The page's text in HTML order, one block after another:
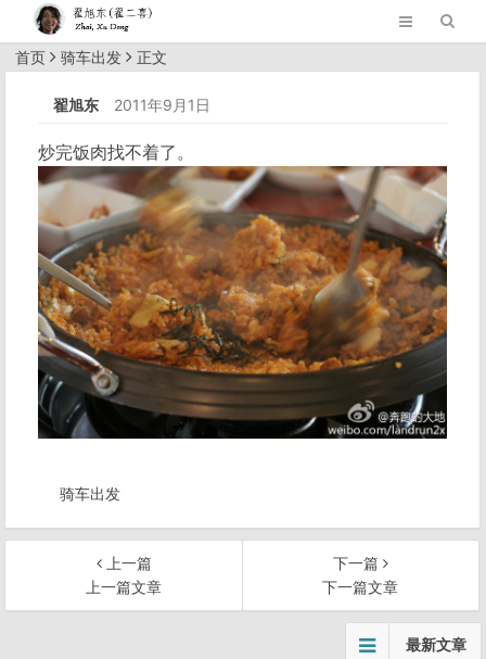
首页 骑车出发 正文
翟旭东 2011年9月1日
炒完饭肉找不着了。
骑车出发
上一篇
上一篇文章
下一篇
下一篇文章
最新文章